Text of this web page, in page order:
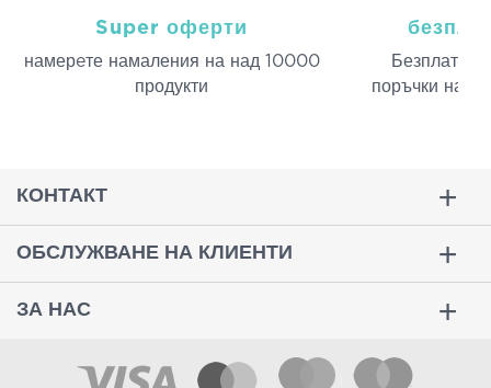
Super оферти
намерeте намаления на над 10000
продукти
Безплатна
поръчки над
КОНТАКТ
ОБСЛУЖВАНЕ НА КЛИЕНТИ
ЗА НАС